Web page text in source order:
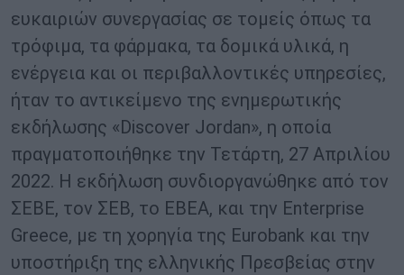
ευκαιριών συνεργασίας σε τομείς όπως τα
τρόφιμα, τα φάρμακα, τα δομικά υλικά, η
ενέργεια και οι περιβαλλοντικές υπηρεσίες,
ήταν το αντικείμενο της ενημερωτικής
εκδήλωσης «Discover Jordan», η οποία
πραγματοποιήθηκε την Τετάρτη, 27 Απριλίου
2022. Η εκδήλωση συνδιοργανώθηκε από τον
ΣΕΒΕ, τον ΣΕΒ, το ΕΒΕΑ, και την Enterprise
Greece, με τη χορηγία της Eurobank και την
υποστήριξη της ελληνικής Πρεσβείας στην